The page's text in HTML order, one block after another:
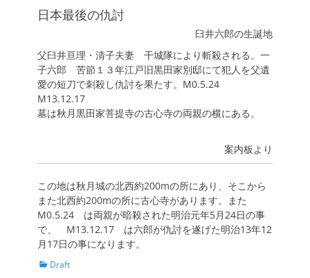
日
者
日本最後の仇討
臼井六郎の生誕地
父臼井亘理・清子夫妻 干城隊により斬殺される。一
子六郎 苦節１３年江戸旧黒田家別邸にて犯人を父遺
愛の短刀で刺殺し仇討を果たす。M0.5.24
M13.12.17
墓は秋月黒田家菩提寺の古心寺の両親の横にある。
案内板より
この地は秋月城の北西約200mの所にあり、そこから
また北西約200mの所に古心寺があります。また
M0.5.24 は両親が暗殺された明治元年5月24日の事
で、 M13.12.17 は六郎が仇討を遂げた明治13年12
月17日の事になります。
カ Draft